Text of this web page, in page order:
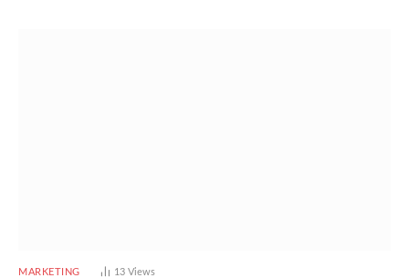
MARKETING 13 Views